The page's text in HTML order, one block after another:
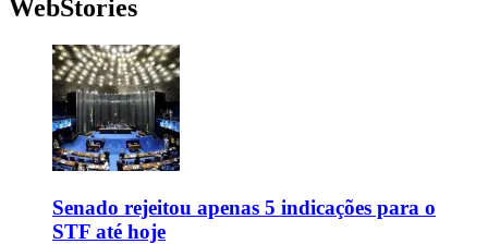
WebStories
Senado rejeitou apenas 5 indicações para o
STF até hoje